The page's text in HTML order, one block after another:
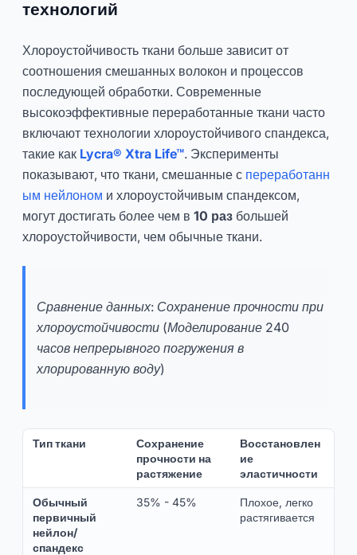
технологий
Хлороустойчивость ткани больше зависит от
соотношения смешанных волокон и процессов
последующей обработки. Современные
высокоэффективные переработанные ткани часто
включают технологии хлороустойчивого спандекса,
такие как Lycra® Xtra Life™. Эксперименты
показывают, что ткани, смешанные с переработанн
ым нейлоном и хлороустойчивым спандексом,
могут достигать более чем в 10 раз большей
хлороустойчивости, чем обычные ткани.
Сравнение данных: Сохранение прочности при
хлороустойчивости (Моделирование 240
часов непрерывного погружения в
хлорированную воду)
Тип ткани
Сохранение
прочности на
растяжение
Восстановлен
ие
эластичности
Обычный
первичный
нейлон/
спандекс
35% - 45%
Плохое, легко
растягивается